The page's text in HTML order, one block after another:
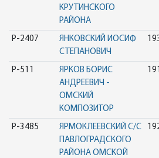
КРУТИНСКОГО
РАЙОНА
Р-2407
ЯНКОВСКИЙ ИОСИФ
СТЕПАНОВИЧ
Р-511
ЯРКОВ БОРИС
АНДРЕЕВИЧ -
ОМСКИЙ
КОМПОЗИТОР
Р-3485
ЯРМОКЛЕЕВСКИЙ С/С
ПАВЛОГРАДСКОГО
РАЙОНА ОМСКОЙ